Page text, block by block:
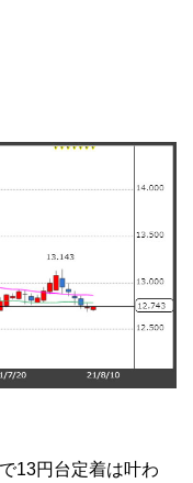
13円台定着は叶わ